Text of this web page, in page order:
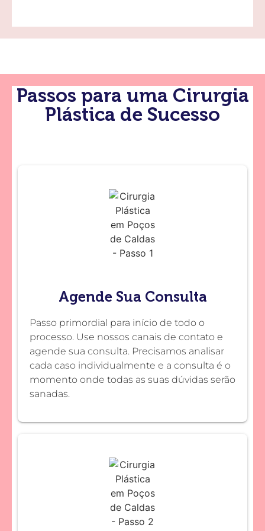
Passos para uma Cirurgia
Plástica de Sucesso
Agende Sua Consulta
Passo primordial para início de todo o
processo. Use nossos canais de contato e
agende sua consulta. Precisamos analisar
cada caso individualmente e a consulta é o
momento onde todas as suas dúvidas serão
sanadas.